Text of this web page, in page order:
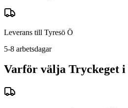
Leverans till Tyresö Ö
5-8 arbetsdagar
Varför välja Tryckeget i